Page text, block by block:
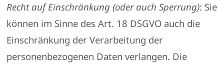
Recht auf Einschränkung (oder auch Sperrung): Sie
können im Sinne des Art. 18 DSGVO auch die
Einschränkung der Verarbeitung der
personenbezogenen Daten verlangen. Die